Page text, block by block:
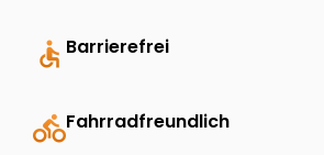
accessible Barrierefrei
directions_bikeFahrradfreundlich